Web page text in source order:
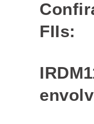
‌‌FIIs: